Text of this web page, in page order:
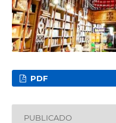
PDF
PUBLICADO